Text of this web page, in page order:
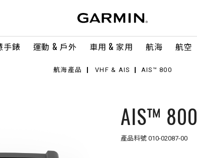
手錶 運動 & 戶外 車用 & 家用 航海 航空
航海產品 VHF & AIS AIS™ 800
AIS™ 800
產品料號 010-02087-00